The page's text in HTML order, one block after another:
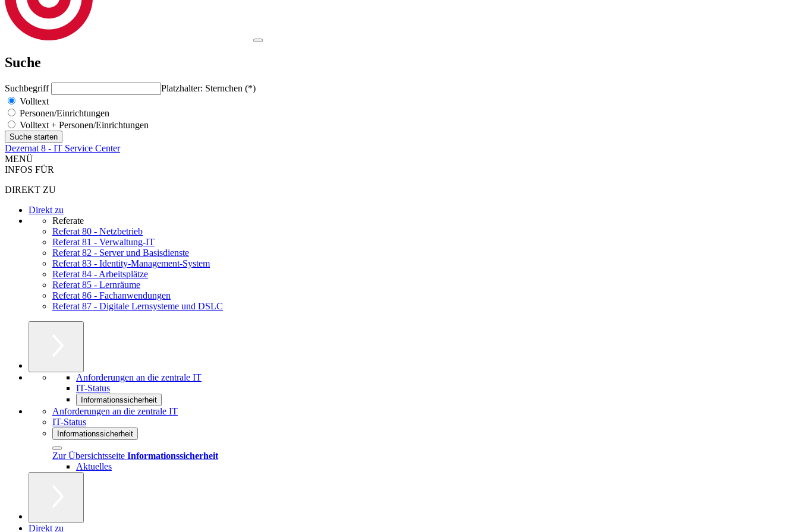
Suche
Suchbegriff
Platzhalter: Sternchen (*)
Volltext
Personen/Einrichtungen
Volltext + Personen/Einrichtungen
Dezernat 8 - IT Service Center
MENÜ
INFOS FÜR
DIREKT ZU
Direkt zu
Referate
Referat 80 - Netzbetrieb
Referat 81 - Verwaltung-IT
Referat 82 - Server und Basisdienste
Referat 83 - Identity-Management-System
Referat 84 - Arbeitsplätze
Referat 85 - Lernräume
Referat 86 - Fachanwendungen
Referat 87 - Digitale Lernsysteme und DSLC
Anforderungen an die zentrale IT
IT-Status
Informationssicherheit
Anforderungen an die zentrale IT
IT-Status
Informationssicherheit
Zur Übersichtsseite Informationssicherheit
Aktuelles
Direkt zu